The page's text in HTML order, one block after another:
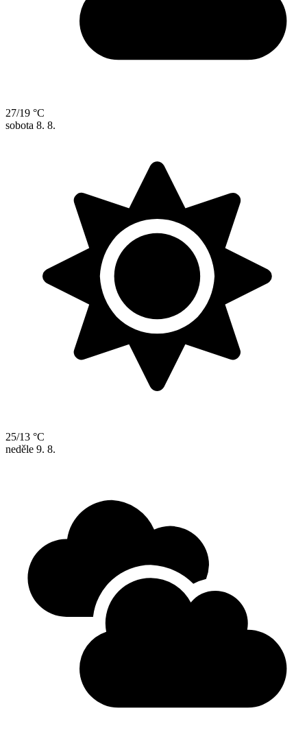
27/19 °C
sobota 8. 8.
25/13 °C
neděle 9. 8.